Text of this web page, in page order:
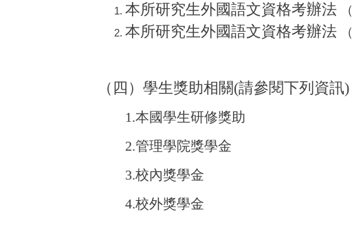
本所研究生外國語文資格考辦法
（
本所研究生外國語文資格考辦法 （
（四） 學生獎助相關(請參閱下列資訊)
1.本國學生研修獎助
2.管理學院獎學金
3.校內獎學金
4.校外獎學金